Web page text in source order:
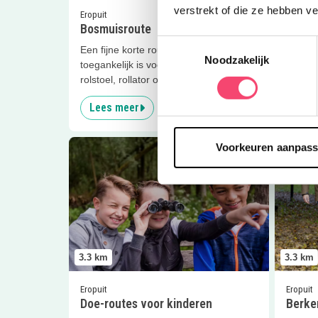
verstrekt of die ze hebben
Noodzakelijk
Voorkeuren
Eropuit
Bosmuisroute
Een fijne korte route die goed
toegankelijk is voor iedereen, ook met
rolstoel, rollator of wandelwagen.
Lees meer
Eropuit
3.3 km
Eropuit
Doe-routes voor kinderen
Lees meer Doe-routes voor kinderen
3.3 km
Eropuit
Lees